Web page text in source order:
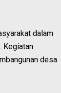
dalam
Kegiatan
desa